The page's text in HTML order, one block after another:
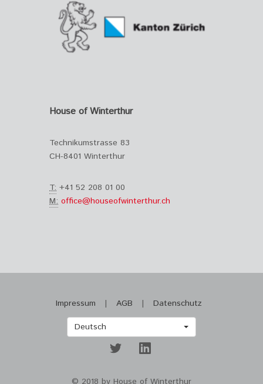
House of Winterthur
Technikumstrasse 83
CH-8401 Winterthur
T: +41 52 208 01 00
M: office@houseofwinterthur.ch
Impressum | AGB |
Datenschutz
Deutsch